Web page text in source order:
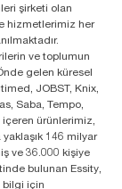
Mah.
şirketi olan
hizmetlerimiz her
ve toplumun
gelen küresel
JOBST, Knix,
Saba, Tempo,
içeren ürünlerimiz,
yaklaşık 146 milyar
ve 36.000 kişiye
bulunan Essity,
bilgi için